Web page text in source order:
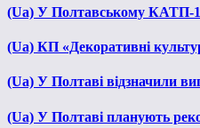
(Ua) У Полтавському КАТП-
(Ua) КП «Декоративні
(Ua) У Полтаві відзначили
(Ua) У Полтаві планують